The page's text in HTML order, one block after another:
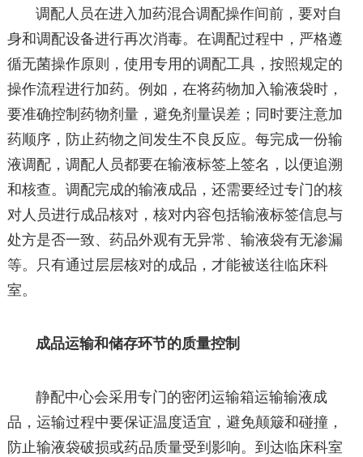
调配人员在进入加药混合调配操作间前，要对自
身和调配设备进行再次消毒。在调配过程中，严格遵
循无菌操作原则，使用专用的调配工具，按照规定的
操作流程进行加药。例如，在将药物加入输液袋时，
要准确控制药物剂量，避免剂量误差；同时要注意加
药顺序，防止药物之间发生不良反应。每完成一份输
液调配，调配人员都要在输液标签上签名，以便追溯
和核查。调配完成的输液成品，还需要经过专门的核
对人员进行成品核对，核对内容包括输液标签信息与
处方是否一致、药品外观有无异常、输液袋有无渗漏
等。只有通过层层核对的成品，才能被送往临床科
室。
成品运输和储存环节的质量控制
静配中心会采用专门的密闭运输箱运输输液成
品，运输过程中要保证温度适宜，避免颠簸和碰撞，
防止输液袋破损或药品质量受到影响。到达临床科室